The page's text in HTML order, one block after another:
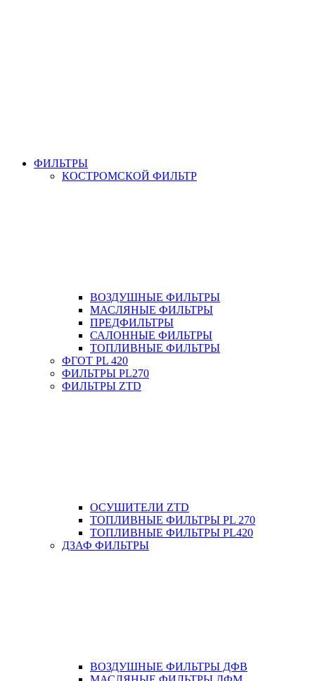
ФИЛЬТРЫ
КОСТРОМСКОЙ ФИЛЬТР
ВОЗДУШНЫЕ ФИЛЬТРЫ
МАСЛЯНЫЕ ФИЛЬТРЫ
ПРЕДФИЛЬТРЫ
САЛОННЫЕ ФИЛЬТРЫ
ТОПЛИВНЫЕ ФИЛЬТРЫ
ФГОТ PL 420
ФИЛЬТРЫ PL270
ФИЛЬТРЫ ZTD
ОСУШИТЕЛИ ZTD
ТОПЛИВНЫЕ ФИЛЬТРЫ PL 270
ТОПЛИВНЫЕ ФИЛЬТРЫ PL420
ДЗАФ ФИЛЬТРЫ
ВОЗДУШНЫЕ ФИЛЬТРЫ ДФВ